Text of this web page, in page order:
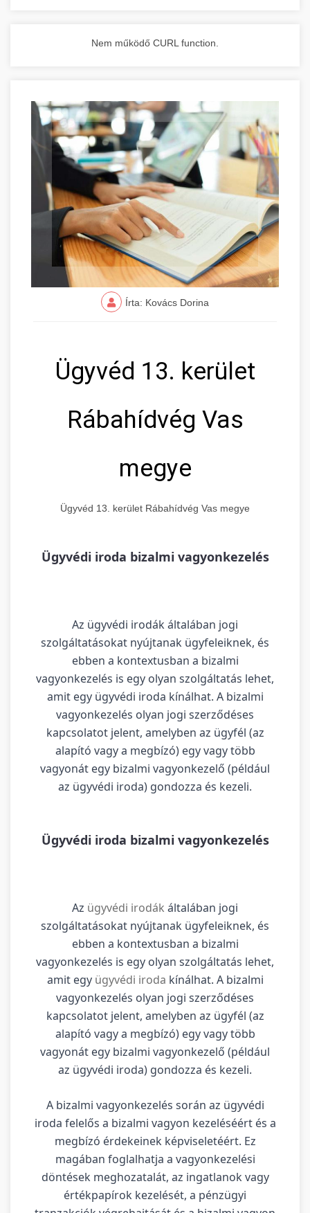
Nem működő CURL function.
Írta: Kovács Dorina
Ügyvéd 13. kerület
Rábahídvég Vas
megye
Ügyvéd 13. kerület Rábahídvég Vas megye
Ügyvédi iroda bizalmi vagyonkezelés
Az ügyvédi irodák általában jogi
szolgáltatásokat nyújtanak ügyfeleiknek, és
ebben a kontextusban a bizalmi
vagyonkezelés is egy olyan szolgáltatás lehet,
amit egy ügyvédi iroda kínálhat. A bizalmi
vagyonkezelés olyan jogi szerződéses
kapcsolatot jelent, amelyben az ügyfél (az
alapító vagy a megbízó) egy vagy több
vagyonát egy bizalmi vagyonkezelő (például
az ügyvédi iroda) gondozza és kezeli.
Ügyvédi iroda bizalmi vagyonkezelés
Az ügyvédi irodák általában jogi
szolgáltatásokat nyújtanak ügyfeleiknek, és
ebben a kontextusban a bizalmi
vagyonkezelés is egy olyan szolgáltatás lehet,
amit egy ügyvédi iroda kínálhat. A bizalmi
vagyonkezelés olyan jogi szerződéses
kapcsolatot jelent, amelyben az ügyfél (az
alapító vagy a megbízó) egy vagy több
vagyonát egy bizalmi vagyonkezelő (például
az ügyvédi iroda) gondozza és kezeli.
A bizalmi vagyonkezelés során az ügyvédi
iroda felelős a bizalmi vagyon kezeléséért és a
megbízó érdekeinek képviseletéért. Ez
magában foglalhatja a vagyonkezelési
döntések meghozatalát, az ingatlanok vagy
értékpapírok kezelését, a pénzügyi